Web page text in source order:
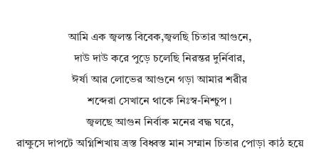
আমি এক জ্বলন্ত বিবেক,জ্বলছি চিতার আগুনে,
দাউ দাউ করে পুড়ে চলেছি নিরন্তর দুর্নিবার,
ঈর্ষা আর লোভের আগুনে গড়া আমার শরীর
শব্দেরা সেখানে থাকে নিঃস্ব-নিশ্চুপ।
জ্বলছে আগুন নির্বাক মনের বদ্ধ ঘরে,
রাক্ষুসে দাপটে অগ্নিশিখায় ত্রস্ত বিধ্বস্ত মান সম্মান চিতার পোড়া কাঠ হয়ে